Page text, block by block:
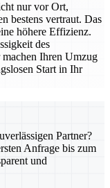
nur vor Ort,
bestens vertraut. Das
höhere Effizienz.
des
Ihren Umzug
Start in Ihr
Partner?
Anfrage bis zum
und